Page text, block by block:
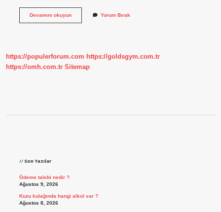
Devamını okuyunYeni
Yorum Bırak
https://populerforum.com https://goldsgym.com.tr
https://omh.com.tr Sitemap
Son Yazılar
Ödeme talebi nedir ?
Ağustos 9, 2026
Kuzu kulağında hangi alkol var ?
Ağustos 8, 2026